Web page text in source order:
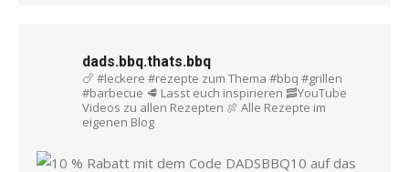
dads.bbq.thats.bbq
🍗 #leckere #rezepte zum Thema #bbq #grillen
#barbecue 🥩 Lasst euch inspirieren 🥓YouTube
Videos zu allen Rezepten 🍖 Alle Rezepte im
eigenen Blog